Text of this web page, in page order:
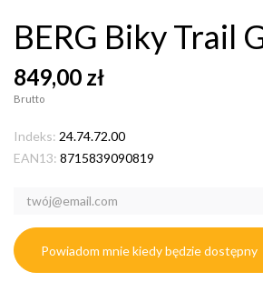
BERG Biky Trail
849,00 zł
Brutto
Indeks: 24.74.72.00
EAN13: 8715839090819
Powiadom mnie kiedy będzie dostępny